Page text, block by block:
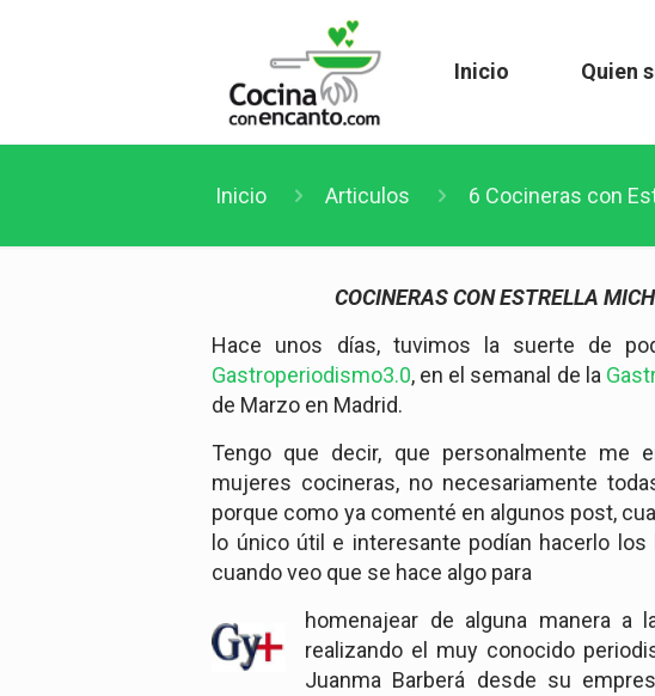
Inicio Quien
Inicio Articulos 6 Cocineras con
COCINERAS CON ESTRELLA
Hace unos días, tuvimos la suerte de
Gastroperiodismo3.0, en el semanal de la
de Marzo en Madrid.
Tengo que decir, que personalmente me
mujeres cocineras, no necesariamente
porque como ya comenté en algunos post,
lo único útil e interesante podían hacerlo
cuando veo que se hace algo para
homenajear de alguna manera
realizando el muy conocido
Juanma Barberá desde su